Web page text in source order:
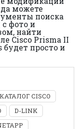
можете
поиска
фото и
найти
Cisco Prisma II
просто и
КАТАЛОГ CISCO
D-LINK